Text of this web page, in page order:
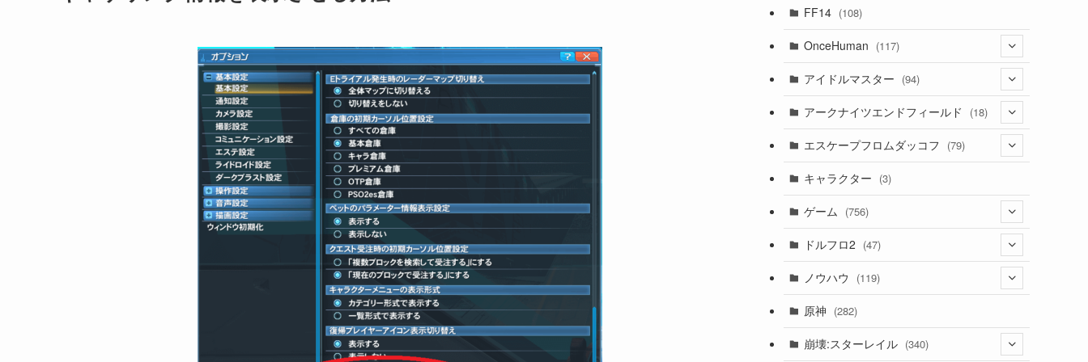
(16)
(11)
(2)
(11)
(13)
(8)
FF14 (108)
OnceHuman (117)
(20)
(1)
(3)
アイドルマスター (94)
(71)
(17)
(4)
アークナイツエンドフィールド (18)
(14)
(1)
エスケープフロムダッコフ (79)
(62)
キャラクター (3)
ゲーム (756)
(4)
(11)
ドルフロ2 (47)
(3)
(1)
(42)
ノウハウ (119)
(14)
(4)
原神 (282)
崩壊:スターレイル (340)